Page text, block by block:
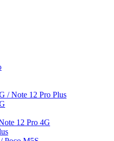
/ Note 12 Pro Plus
12 Pro 4G